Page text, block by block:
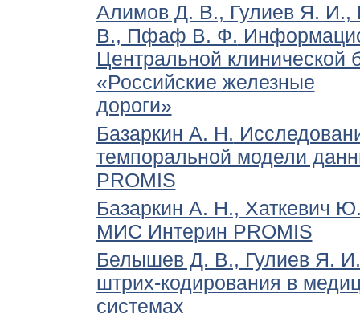
Алимов Д. В., Гулиев Я.
В., Пфаф В. Ф.
Центральной
«Российские железные
дороги»
Базаркин А. Н.
темпоральной модели
PROMIS
Базаркин А. Н., Хаткевич
МИС Интерин PROMIS
Белышев Д. В., Гулиев Я. И.
штрих-кодирования в
системах